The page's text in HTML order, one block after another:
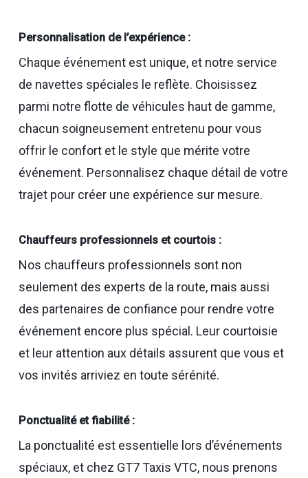
Personnalisation de l’expérience :
Chaque événement est unique, et notre service
de navettes spéciales le reflète. Choisissez
parmi notre flotte de véhicules haut de gamme,
chacun soigneusement entretenu pour vous
offrir le confort et le style que mérite votre
événement. Personnalisez chaque détail de votre
trajet pour créer une expérience sur mesure.
Chauffeurs professionnels et courtois :
Nos chauffeurs professionnels sont non
seulement des experts de la route, mais aussi
des partenaires de confiance pour rendre votre
événement encore plus spécial. Leur courtoisie
et leur attention aux détails assurent que vous et
vos invités arriviez en toute sérénité.
Ponctualité et fiabilité :
La ponctualité est essentielle lors d’événements
spéciaux, et chez GT7 Taxis VTC, nous prenons